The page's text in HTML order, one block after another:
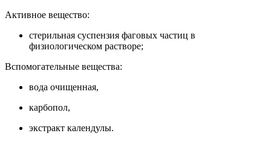
Активное вещество:
стерильная суспензия фаговых частиц в
физиологическом растворе;
Вспомогательные вещества:
вода очищенная,
карбопол,
экстракт календулы.